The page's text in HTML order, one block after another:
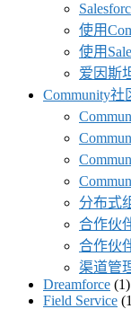
使用
使用
爱因斯
Community社
分布式
合作伙
合作伙
渠道管
Dreamforce (1)
Field Service